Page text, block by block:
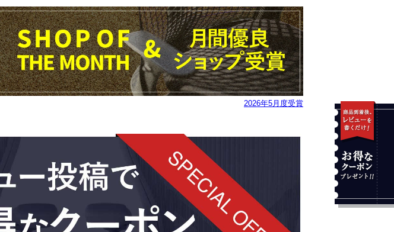
2026年5月度受賞